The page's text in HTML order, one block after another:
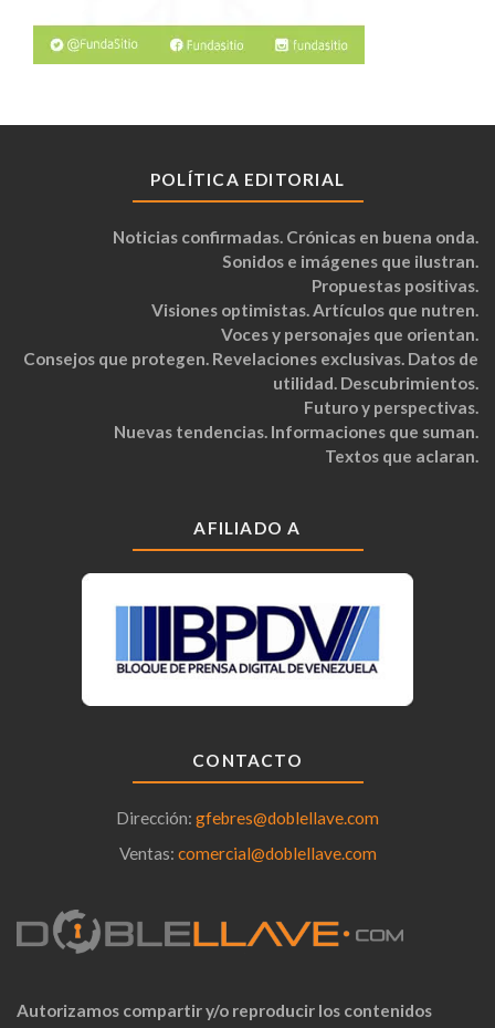
POLÍTICA EDITORIAL
Noticias confirmadas. Crónicas en buena onda.
Sonidos e imágenes que ilustran.
Propuestas positivas.
Visiones optimistas. Artículos que nutren.
Voces y personajes que orientan.
Consejos que protegen. Revelaciones exclusivas. Datos de
utilidad. Descubrimientos.
Futuro y perspectivas.
Nuevas tendencias. Informaciones que suman.
Textos que aclaran.
AFILIADO A
CONTACTO
Dirección: gfebres@doblellave.com
Ventas: comercial@doblellave.com
Autorizamos compartir y/o reproducir los contenidos